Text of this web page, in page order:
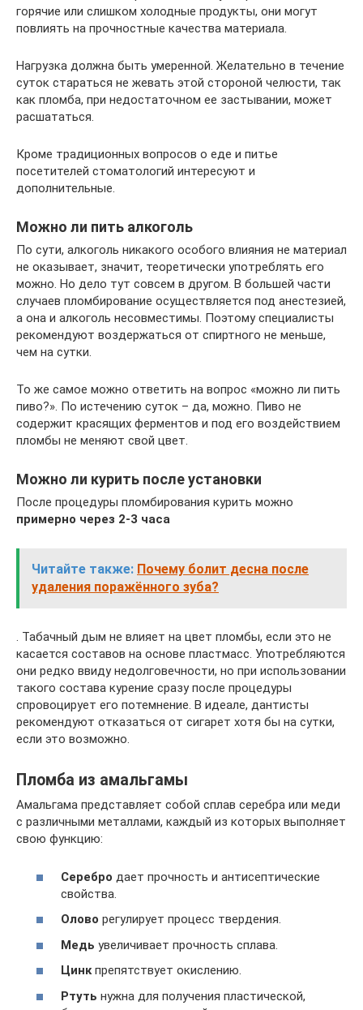
горячие или слишком холодные продукты, они могут
повлиять на прочностные качества материала.
Нагрузка должна быть умеренной. Желательно в течение
суток стараться не жевать этой стороной челюсти, так
как пломба, при недостаточном ее застывании, может
расшататься.
Кроме традиционных вопросов о еде и питье
посетителей стоматологий интересуют и
дополнительные.
Можно ли пить алкоголь
По сути, алкоголь никакого особого влияния не материал
не оказывает, значит, теоретически употреблять его
можно. Но дело тут совсем в другом. В большей части
случаев пломбирование осуществляется под анестезией,
а она и алкоголь несовместимы. Поэтому специалисты
рекомендуют воздержаться от спиртного не меньше,
чем на сутки.
То же самое можно ответить на вопрос «можно ли пить
пиво?». По истечению суток – да, можно. Пиво не
содержит красящих ферментов и под его воздействием
пломбы не меняют свой цвет.
Можно ли курить после установки
После процедуры пломбирования курить можно
примерно через 2-3 часа
Читайте также: Почему болит десна после
удаления поражённого зуба?
. Табачный дым не влияет на цвет пломбы, если это не
касается составов на основе пластмасс. Употребляются
они редко ввиду недолговечности, но при использовании
такого состава курение сразу после процедуры
спровоцирует его потемнение. В идеале, дантисты
рекомендуют отказаться от сигарет хотя бы на сутки,
если это возможно.
Пломба из амальгамы
Амальгама представляет собой сплав серебра или меди
с различными металлами, каждый из которых выполняет
свою функцию:
Серебро дает прочность и антисептические
свойства.
Олово регулирует процесс твердения.
Медь увеличивает прочность сплава.
Цинкпрепятствует окислению.
Ртуть нужна для получения пластической,